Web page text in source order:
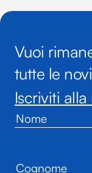
Vuoi
tutte le
Iscriviti